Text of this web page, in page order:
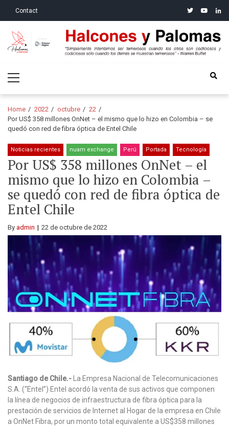
Contact twitteryoutube
Halcones y Palomas
Menu
Home 2022 octubre
22
Por US$ 358 millones OnNet – el mismo que lo hizo en Colombia – se
quedó con red de fibra óptica de Entel Chile
Noticias recientes nuam exchange Perú Portada Tecnología
Por US$ 358 millones OnNet – el
mismo que lo hizo en Colombia –
se quedó con red de fibra óptica de
Entel Chile
By admin 22 de octubre de 2022
Santiago de Chile.- La Empresa Nacional de Telecomunicaciones
S.A. (“Entel”) Entel acordó la venta de sus activos que componen
la línea de negocios de infraestructura de fibra óptica para la
prestación de servicios de Internet al Hogar de la empresa en Chile
a OnNet Fibra, por un monto total equivalente a US$358 millones